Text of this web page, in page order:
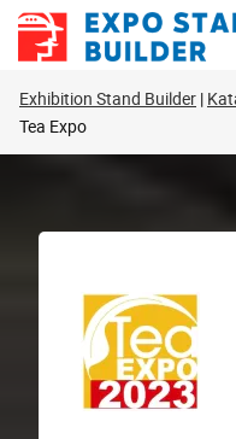
Skip
Exhibition Stand Builder
Tea Expo